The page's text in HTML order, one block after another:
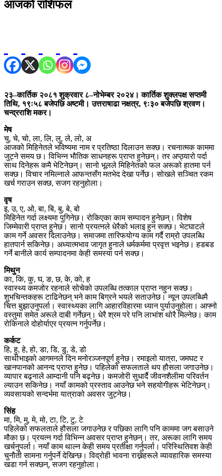
आजको राशिफल
२३–कार्तिक २०८१ शुक्रवार ८–नोभेम्बर २०२४। कार्तिक शुक्लपक्ष सप्तमी
तिथि, १९ः५८ बजेपछि अष्टमी। उत्तराषाढा नक्षत्र, ९ः३० बजेपछि श्रवण।
चन्द्रराशि मकर।
मेष
चु, चे, चो, ला, लि, लु, ले, लो, अ
आजको मिहिनेतले भविष्यमा नाम र प्रतिष्ठा दिलाउन सक्छ। रचनात्मक काममा
जुट्ने समय छ। विभिन्न भौतिक साधनहरू प्राप्त हुनेछन्। तर अप्ठ्यारो पर्दा
साथ दिनेहरू कमै भेटिनेछन्। सानो भूलले मिहिनेतको फल अरूको हातमा पर्न
सक्छ। विचार नमिल्नाले आफन्तसँग मतभेद देखा पर्नेछ। सोखले सञ्चित रकम
खर्च गराउन सक्छ, सजग रहनुहोला।
वृष
इ, उ, ए, ओ, बा, बि, बु, बे, बो
मिहिनेत गर्दा लक्ष्यमा पुगिनेछ। रोकिएका काम सम्पादन हुनेछन्। विशेष
जिम्मेवारी प्राप्त हुनेछ। सानो प्रयत्नले धेरैको भलाइ हुन सक्छ। भेटघाटले
काम गर्ने अवसर दिलाउनेछ। समाजमा तारिफयोग्य काम गर्दै राम्रो उपलब्धि
हातपार्न सकिनेछ। अध्यात्मभाव जागृत हुनाले धर्मकर्ममा प्रवृत्त भइनेछ। हडबड
गर्ने बानीले कार्य सम्पादनमा केही समस्या पर्न सक्छ।
मिथुन
का, कि, कु, घ, ङ, छ, के, को, ह
स्वास्थ्य कमजोर रहनाले सोचेको उपलब्धि तत्काल प्राप्त नहुन सक्छ।
शुभचिन्तकहरू टाढिनेछन् भने काम बिग्रने भयले सताउनेछ। न्यून उपलब्धिमै
चित्त बुझाउनुपर्ला। स्वास्थ्यका लागि आहारविहारमा ध्यान पुर्याउनुहोला। आफ्नो
वस्तुमा समेत अरूले दाबी गर्नेछन्। धेरै श्रम परे पनि लाभांश थोरै मिल्नेछ। काम
रोकिनाले दोहोर्याएर प्रयत्न गर्नुपर्नेछ।
कर्कट
हि, हु, हे, हो, डा, डि, डु, डे, डो
साथीभाइको आगमनले दिन मनोरञ्जनपूर्ण हुनेछ। रमाइलो यात्रा, जमघट र
खानपानको आनन्द प्राप्त हुनेछ। पहिलेको सफलताले थप हौसला जगाउनेछ।
व्यापार बढ्नाले आम्दानी पनि बढ्नेछ। कमजोरी सुधार्दै जीवनशैलीमा परिवर्तन
ल्याउन सकिनेछ। नयाँ कामको प्रस्ताव आउनेछ भने सहयोगीहरू भेटिनेछन्।
व्यवसायको सन्दर्भमा यात्राको अवसर जुट्नेछ।
सिंह
मा, मि, मु, मे, मो, टा, टि, टु, टे
पहिलेको सफलताले हौसला जगाउनेछ र पछिका लागि पनि काममा जग बसाउने
मौका छ। प्रयत्न गर्दा विभिन्न अवसर प्राप्त हुनेछन्। तर, अरूका लागि समय
खर्चनुपर्ला। नयाँ काम थाल्न केही समय प्रतीक्षा गर्नुपर्ला। परिस्थितिवश केही
चुनौती सामना गर्नुपर्ने देखिन्छ। विद्रोही भावना राख्नेहरूले व्यावहारिक समस्या
खडा गर्न सक्छन्, सजग रहनुहोला।